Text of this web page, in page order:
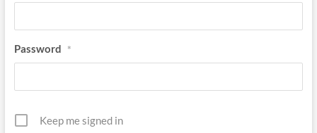
a
t
r
n
Password *
Keep me signed in